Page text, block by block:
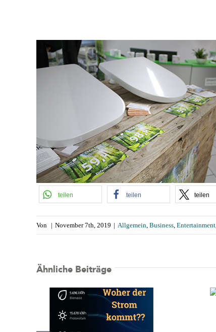
teilen teilen teilen
Von | November 7th, 2019 | Allgemein Business Entertainment
Ähnliche Beiträge
Abtauchen, Pool